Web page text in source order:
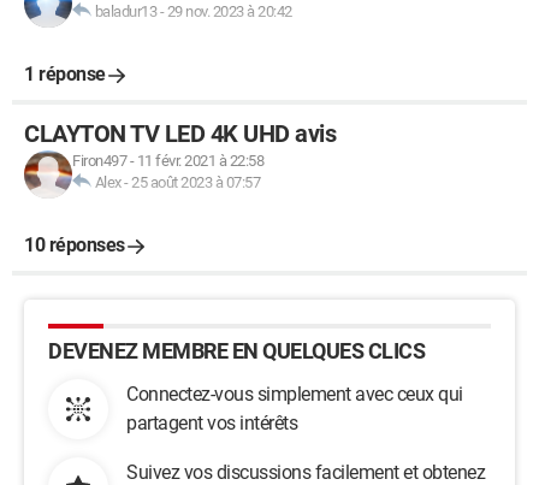
baladur13-29 nov. 2023 à 20:42
1 réponse
CLAYTON TV LED 4K UHD avis
Firon497- 11 févr. 2021 à 22:58
Alex-25 août 2023 à 07:57
10 réponses
DEVENEZ MEMBRE EN QUELQUES CLICS
Connectez-vous simplement avec ceux qui
partagent vos intérêts
Suivez vos discussions facilement et obtenez